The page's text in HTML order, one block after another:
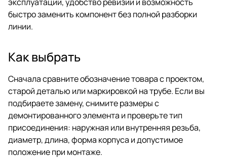
быстро заменить компонент без полной разборки
линии.
Как выбрать
Сначала сравните обозначение товара с проектом,
старой деталью или маркировкой на трубе. Если вы
подбираете замену, снимите размеры с
демонтированного элемента и проверьте тип
присоединения: наружная или внутренняя резьба,
диаметр, длина, форма корпуса и допустимое
положение при монтаже.